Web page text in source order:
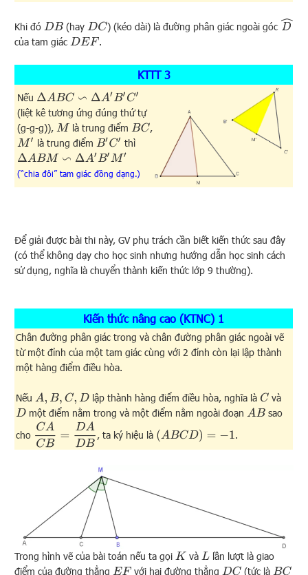
Khi đó DB (hay DC ) (kéo dài) là đường phân giác ngoài góc D^
của tam giác DEF .
KTTT 3
Nếu ΔABC∽ΔA′B C′
(liệt kê tương ứng đúng thứ tự
(g-g-g)), M là trung điểm BC
,
M′ là trung điểm B′C′
thì
ΔABM∽ΔA ′B′ M′
(“chia đôi” tam giác đồng dạng.)
Để giải được bài thi này, GV phụ trách cần biết kiến thức sau đây
(có thể không dạy cho học sinh nhưng hướng dẫn học sinh cách
sử dụng, nghĩa là chuyển thành kiến thức lớp 9 thường).
Kiến thức nâng cao (KTNC) 1
Chân đường phân giác trong và chân đường phân giác ngoài vẽ
từ một đỉnh của một tam giác cùng với 2 đỉnh còn lại lập thành
một hàng điểm điều hòa.
Nếu A,B ,C,D lập thành hàng điểm điều hòa, nghĩa là C và
D một điểm nằm trong và một điểm nằm ngoài đoạn AB
sao
cho
CACB DB
, ta ký hiệu là (AB CD)=−1 .
Trong hình vẽ của bài toán nếu ta gọi K và L lần lượt là giao
điểm của đường thẳng EF với hai đường thẳng DC (tức là BC